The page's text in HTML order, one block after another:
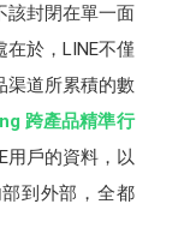
該封閉在單一面
在於，LINE不僅
渠道所累積的數
跨產品精準行
用戶的資料，以
到外部，全都